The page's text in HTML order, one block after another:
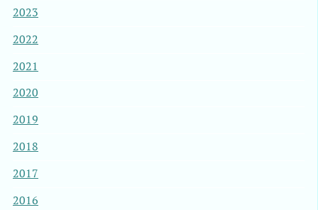
2023
2022
2021
2020
2019
2018
2017
2016